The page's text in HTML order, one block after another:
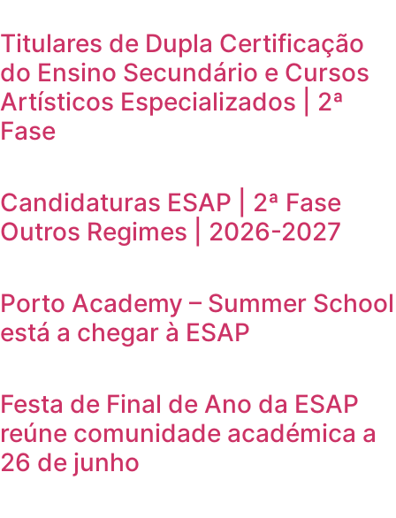
Titulares de Dupla Certificação
do Ensino Secundário e Cursos
Artísticos Especializados | 2ª
Fase
Candidaturas ESAP | 2ª Fase
Outros Regimes | 2026-2027
Porto Academy – Summer School
está a chegar à ESAP
Festa de Final de Ano da ESAP
reúne comunidade académica a
26 de junho